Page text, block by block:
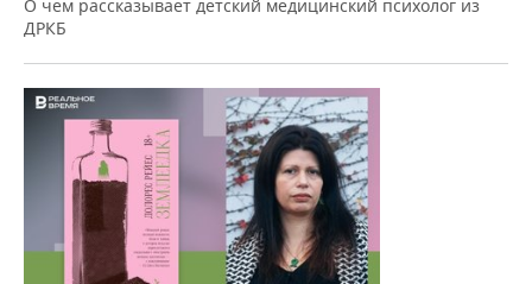
О чем рассказывает детский медицинский психолог из
ДРКБ